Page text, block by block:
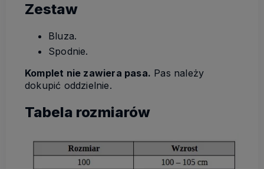
Zestaw
Bluza.
Spodnie.
Komplet nie zawiera pasa. Pas należy
dokupić oddzielnie.
Tabela rozmiarów